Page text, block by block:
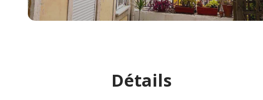
Détails